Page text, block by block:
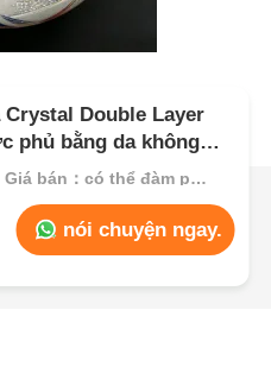
Double Layer
phủ bằng da không
tùy chỉnh
Giá bán：có thể đàm phán
nói chuyện ngay.